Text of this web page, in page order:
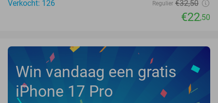
Verkocht: 126
Regulier €32,50
€22,50
Win vandaag een gratis
iPhone 17 Pro